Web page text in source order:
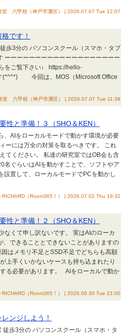
室 六甲校（神戸市灘区） | 2026.07.07 Tue 12:07
です！
歩3分の パソコンスクール（スマホ・タブ
ーーーーーーーーーーーーーーーーーーー
をご覧下さい↓ https://hello-
(*^^*) 今回は、MOS（Microsoft Office
室 六甲校（神戸市灘区） | 2026.07.07 Tue 11:38
性と準備！３（SHO＆KEN）
AIをローカルモードで動かす環境が必要
ーには万全の対策を取るべきです。 これ
てください。 私達の研究室ではOB会も含
名ぐらいはAIを動かすことで、ソフトやア
置して、ローカルモードでPCを動かし
RICHARD（Room365！） | 2026.07.02 Thu 19:32
性と準備！２（SHO＆KEN）
くて申し訳ないです。 実はAIのローカ
できることとできないことがありますの
はメモリ不足とSSD不足でどちらも高額
上手くいかないケースも持ち込まれたり
る必要があります。 AIをローカルで動か
RICHARD（Room365！） | 2026.06.30 Tue 21:00
ンジしよう！
歩3分の パソコンスクール（スマホ・タ